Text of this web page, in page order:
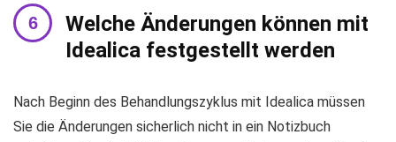
Welche Änderungen können mit
Idealica festgestellt werden
Nach Beginn des Behandlungszyklus mit Idealica müssen
Sie die Änderungen sicherlich nicht in ein Notizbuch